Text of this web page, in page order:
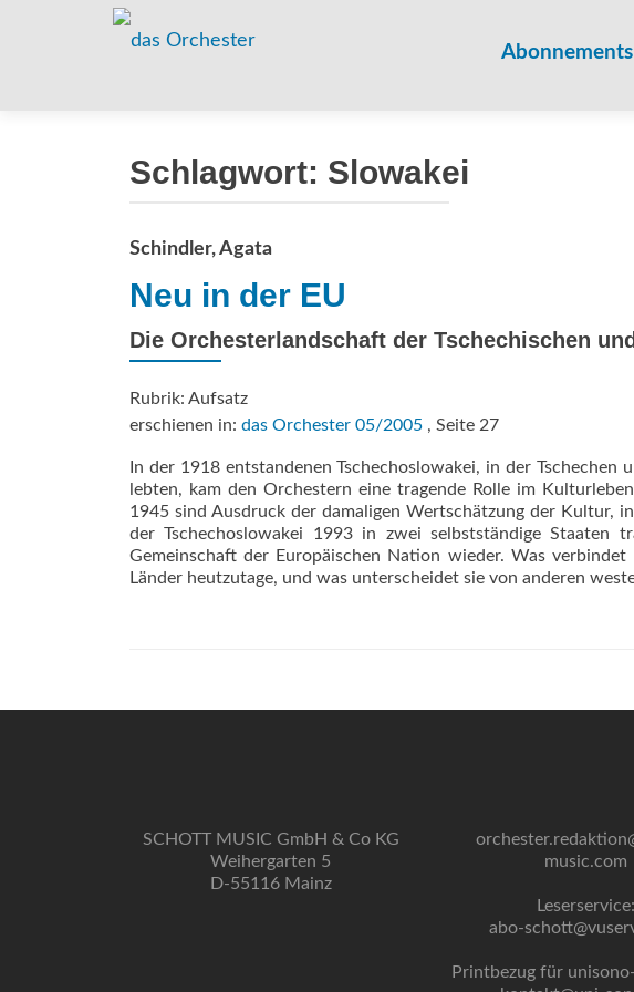
Abonnements
Schlagwort: Slowakei
Schindler, Agata
Neu in der EU
Die Orchesterlandschaft der Tschechischen
Rubrik: Aufsatz
erschienen in: das Orchester 05/2005 , Seite 27
In der 1918 entstandenen Tschechoslowakei, in der Tschechen
lebten, kam den Orchestern eine tragende Rolle im
1945 sind Ausdruck der damaligen Wertschätzung der Kultur,
der Tschechoslowakei 1993 in zwei selbstständige
Gemeinschaft der Europäischen Nation wieder. Was
Länder heutzutage, und was unterscheidet sie von anderen
SCHOTT MUSIC GmbH & Co KG
Weihergarten 5
D-55116 Mainz
music.com
Leserservice:
abo-
Printbezug für